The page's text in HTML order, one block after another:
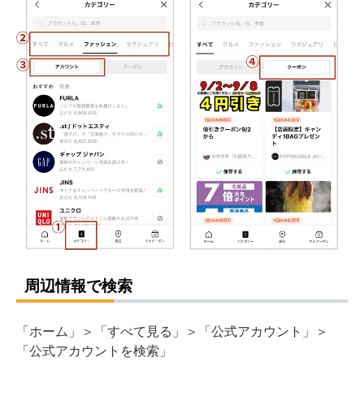
周辺情報で検索
「ホーム」＞「すべて見る」＞「公式アカウント」＞
「公式アカウントを検索」